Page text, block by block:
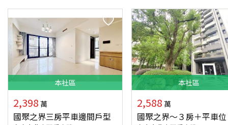
本社區
2,398 萬
國聚之界三房平車邊間戶型
本社區
2,588 萬
國聚之界～３房＋平車位